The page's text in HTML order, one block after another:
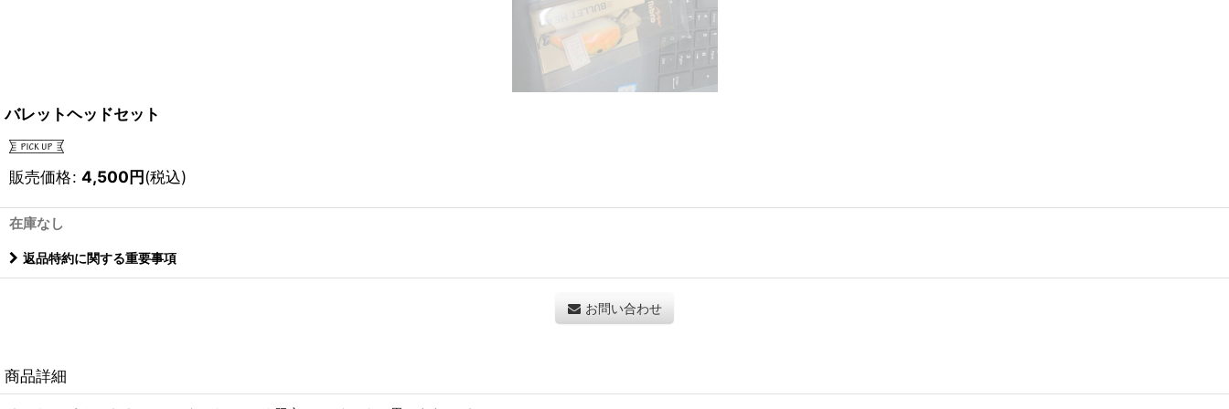
バレットヘッドセット
販売価格: 4,500円(税込)
在庫なし
返品特約に関する重要事項
お問い合わせ
商品詳細